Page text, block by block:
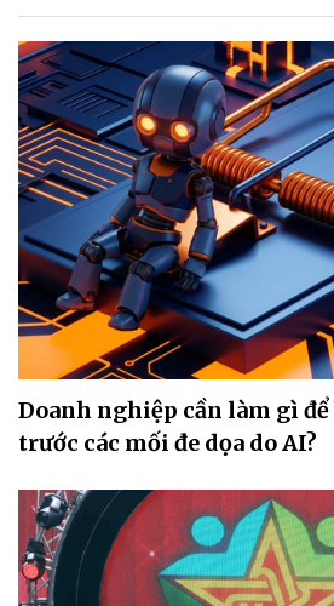
Doanh nghiệp cần làm gì
trước các mối đe dọa do AI?